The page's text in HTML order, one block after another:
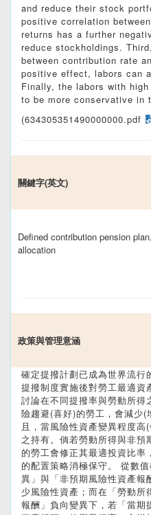
and reduce their stock
positive correlation
returns has a further
reduce stockholdings.
between contribution rate
positive effect, labors can
Finally, the labors with
to be more conservative in
(634305351490000000.pdf
關鍵字(英文)
Defined contribution pension
allocation
政策與管理意涵
確定提撥計劃已成為世界流行
提撥制度實施後對勞工最適資
討論在不同提撥率與勞動所得
險趨避(喜好)的勞工，會減少
且，當風險性資產變異程度
之持有。倘若勞動所得與非預
的勞工會修正其最適投資比
的配置策略消極保守。 從數
異」與「非預期風險性資產報
少風險性資產；而在「勞動
報酬」負向變異下，若「當期